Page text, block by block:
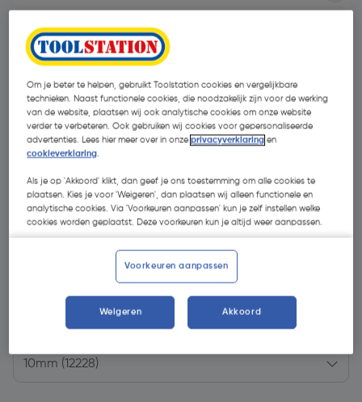
| Excl. btw € 1,07
Om je beter te helpen, gebruikt Toolstation cookies en vergelijkbare
technieken. Naast functionele cookies, die noodzakelijk zijn voor de werking
van de website, plaatsen wij ook analytische cookies om onze website
verder te verbeteren. Ook gebruiken wij cookies voor gepersonaliseerde
advertenties. Lees hier meer over in onzeprivacyverklaring en
cookieverklaring.
Als je op 'Akkoord' klikt, dan geef je ons toestemming om alle cookies te
plaatsen. Kies je voor 'Weigeren', dan plaatsen wij alleen functionele en
analytische cookies. Via 'Voorkeuren aanpassen' kun je zelf instellen welke
cookies worden geplaatst. Deze voorkeuren kun je altijd weer aanpassen.
Voorkeuren aanpassen
Weigeren Akkoord